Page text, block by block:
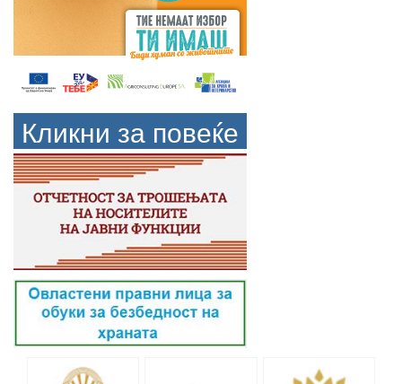
Кликни за повеќе